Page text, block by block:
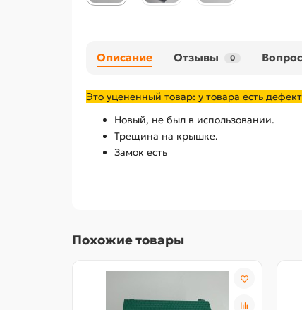
Описание Отзывы 0
Это уцененный товар: у товара есть
Новый, не был в использовании.
Трещина на крышке.
Замок есть
Похожие товары